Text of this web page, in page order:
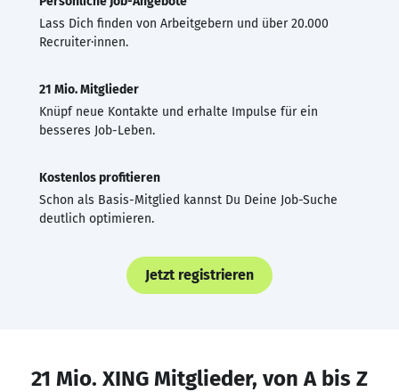
Lass Dich finden von Arbeitgebern und über 20.000
Recruiter·innen.
21 Mio. Mitglieder
Knüpf neue Kontakte und erhalte Impulse für ein
besseres Job-Leben.
Kostenlos profitieren
Schon als Basis-Mitglied kannst Du Deine Job-Suche
deutlich optimieren.
Jetzt registrieren
21 Mio. XING Mitglieder, von A bis Z